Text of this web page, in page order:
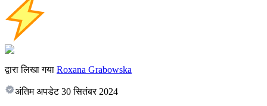
द्वारा लिखा गया Roxana Grabowska
अंतिम अपडेट 30 सितंबर 2024